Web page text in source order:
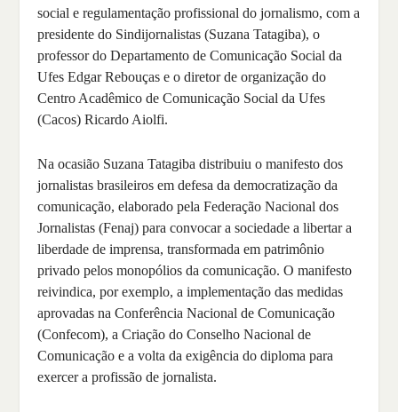
social e regulamentação profissional do jornalismo, com a
presidente do Sindijornalistas (Suzana Tatagiba), o
professor do Departamento de Comunicação Social da
Ufes Edgar Rebouças e o diretor de organização do
Centro Acadêmico de Comunicação Social da Ufes
(Cacos) Ricardo Aiolfi.
Na ocasião Suzana Tatagiba distribuiu o manifesto dos
jornalistas brasileiros em defesa da democratização da
comunicação, elaborado pela Federação Nacional dos
Jornalistas (Fenaj) para convocar a sociedade a libertar a
liberdade de imprensa, transformada em patrimônio
privado pelos monopólios da comunicação. O manifesto
reivindica, por exemplo, a implementação das medidas
aprovadas na Conferência Nacional de Comunicação
(Confecom), a Criação do Conselho Nacional de
Comunicação e a volta da exigência do diploma para
exercer a profissão de jornalista.